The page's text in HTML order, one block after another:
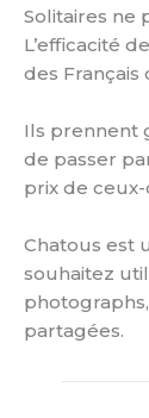
Solitaires ne
L’efficacité
des Français
Ils prennent
de passer
prix de
Chatous est
souhaitez
partagées.